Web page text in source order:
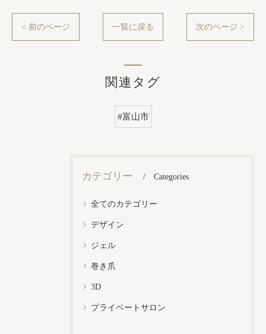
< 前のページ 一覧に戻る 次のページ >
関連タグ
#富山市
カテゴリー Categories
全てのカテゴリー
デザイン
ジェル
巻き爪
3D
プライベートサロン